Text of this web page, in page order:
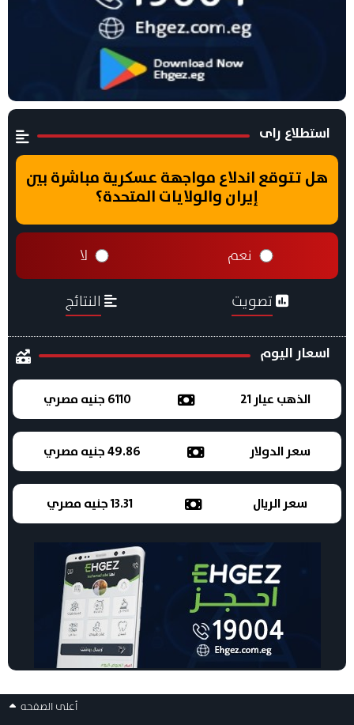
استطلاع راى
هل تتوقع اندلاع مواجهة عسكرية مباشرة بين
إيران والولايات المتحدة؟
نعم لا
تصويت النتائج
اسعار اليوم
الذهب عيار 21 6110 جنيه مصري
سعر الدولار 49.86 جنيه مصري
سعر الريال 13.31 جنيه مصري
أعلى الصفحه